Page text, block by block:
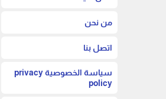
من نحن
اتصل بنا
سياسة الخصوصية privacy
policy